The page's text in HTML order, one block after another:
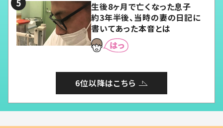
生後8ヶ月で亡くなった息子
約3年半後、当時の妻の日記に
書いてあった本音とは
6位以降はこちら